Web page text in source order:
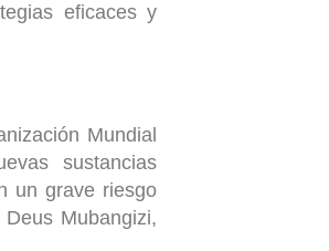
eficaces y
Mundial
sustancias
un grave riesgo
Mubangizi,